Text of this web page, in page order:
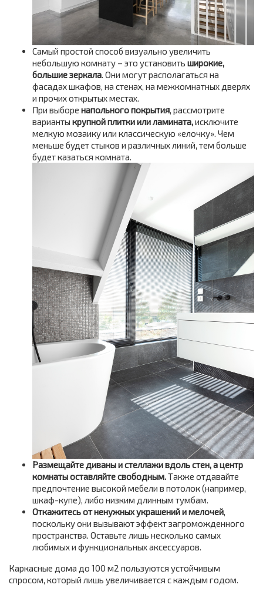
Самый простой способ визуально увеличить
небольшую комнату – это установить широкие,
большие зеркала. Они могут располагаться на
фасадах шкафов, на стенах, на межкомнатных дверях
и прочих открытых местах.
При выборе напольного покрытия, рассмотрите
варианты крупной плитки или ламината,исключите
мелкую мозаику или классическую «елочку». Чем
меньше будет стыков и различных линий, тем больше
будет казаться комната.
Размещайте диваны и стеллажи вдоль стен, а центр
комнаты оставляйте свободным.Также отдавайте
предпочтение высокой мебели в потолок (например,
шкаф-купе), либо низким длинным тумбам.
Откажитесь от ненужных украшений и мелочей,
поскольку они вызывают эффект загроможденного
пространства. Оставьте лишь несколько самых
любимых и функциональных аксессуаров.
Каркасные дома до 100 м2 пользуются устойчивым
спросом, который лишь увеличивается с каждым годом.